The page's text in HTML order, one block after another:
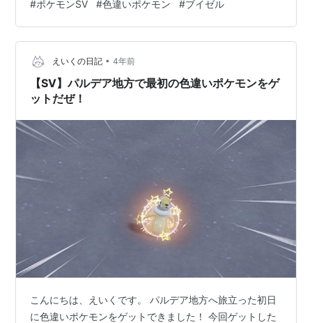
オレンジ色ですが、色違いは色が薄く黄色なので目立っ
てわかりやすいです。今作スカーレット・バイオレット
でもレジェンドアルセウスと同じく、フィールド上で色
違いかどうかわかるようになっています。 しかしレジェ
ンドアルセウスのように音がしたり光ったりして教えて
くれないので、通常と色違いの判別…
#ポケモンSV #色違いポケモン #ブイゼル
えいくの日記 • 4年前
【SV】パルデア地方で最初の色違いポケモンをゲ
ットだぜ！
こんにちは、えいくです。 パルデア地方へ旅立った初日
に色違いポケモンをゲットできました！ 今回ゲットした